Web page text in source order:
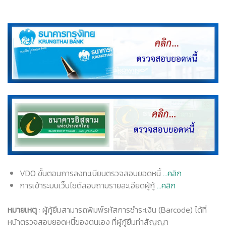
VDO ขั้นตอนการลงทะเบียนตรวจสอบยอดหนี้...คลิก
การเข้าระบบเว็บไซต์สอบถามรายละเอียดผู้กู้...คลิก
หมายเหตุ: ผู้กู้ยืมสามารถพิมพ์รหัสการชำระเงิน (Barcode) ได้ที่
หน้าตรวจสอบยอดหนี้ของตนเอง ที่ผู้กู้ยืมทำสัญญา